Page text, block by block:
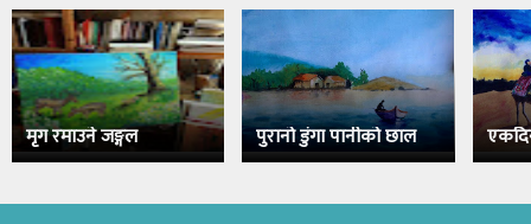
मृग रमाउने जङ्गल पुरानो डुंगा पानीको छाल